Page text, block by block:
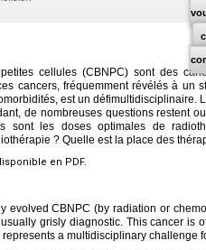
cellules (CBNPC) sont des
cancers, fréquemment révélés à un
est un défimultidisciplinaire.
de nombreuses questions restent
sont les doses optimales de
? Quelle est la place des
en PDF.
evolved CBNPC (by radiation or
grisly diagnostic. This cancer is
a multidisciplinary challenge